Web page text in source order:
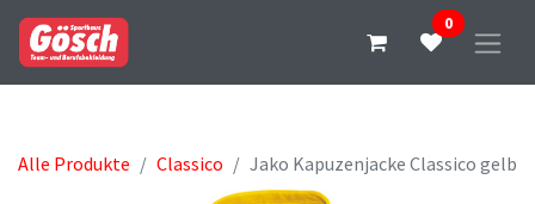
0
Alle Produkte Classico Jako Kapuzenjacke Classico gelb